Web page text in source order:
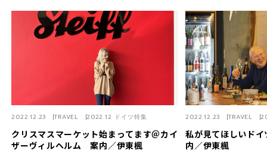
クリスマスマーケット始まってます＠カイ
ザーヴィルヘルム 案内／伊東楓
2022.12.23 TRAVEL 2022.12 ドイツ特集
私が見てほしいド
内／伊東楓
2022.12.23 TRAVEL